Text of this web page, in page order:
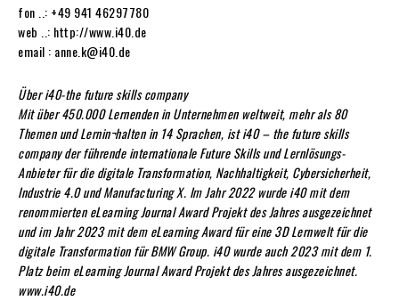
fon ..: +49 941 46297780
web ..: http://www.i40.de
email : anne.k@i40.de
Über i40-the future skills company
Mit über 450.000 Lernenden in Unternehmen weltweit, mehr als 80
Themen und Lernin¬halten in 14 Sprachen, ist i40 – the future skills
company der führende internationale Future Skills und Lernlösungs-
Anbieter für die digitale Transformation, Nachhaltigkeit, Cybersicherheit,
Industrie 4.0 und Manufacturing X. Im Jahr 2022 wurde i40 mit dem
renommierten eLearning Journal Award Projekt des Jahres ausgezeichnet
und im Jahr 2023 mit dem eLearning Award für eine 3D Lernwelt für die
digitale Transformation für BMW Group. i40 wurde auch 2023 mit dem 1.
Platz beim eLearning Journal Award Projekt des Jahres ausgezeichnet.
www.i40.de